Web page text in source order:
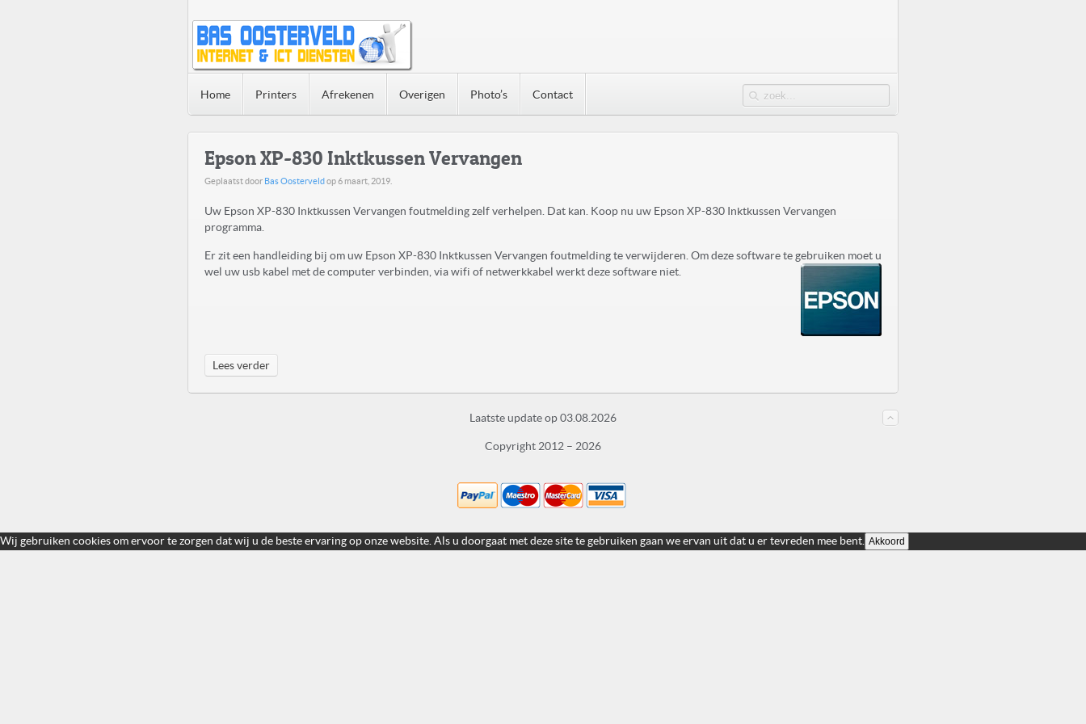
Home Printers Afrekenen Overigen Photo’s Contact
Epson XP-830 Inktkussen Vervangen
Geplaatst door Bas Oosterveldop6 maart, 2019
Uw Epson XP-830 Inktkussen Vervangen foutmelding zelf verhelpen. Dat kan. Koop nu uw Epson XP-830 Inktkussen Vervangen
programma.
Er zit een handleiding bij om uw Epson XP-830 Inktkussen Vervangen foutmelding te verwijderen. Om deze software te gebruiken moet u
wel uw usb kabel met de computer verbinden, via wifi of netwerkkabel werkt deze software niet.
Lees verder
Laatste update op 03.08.2026
Copyright 2012 – 2026
Wij gebruiken cookies om ervoor te zorgen dat wij u de beste ervaring op onze website. Als u doorgaat met deze site te gebruiken gaan we ervan uit dat u er tevreden mee bent. Akkoord